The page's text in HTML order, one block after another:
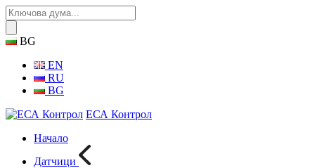
BG
EN
RU
BG
ЕСА Контрол
Начало
Датчици